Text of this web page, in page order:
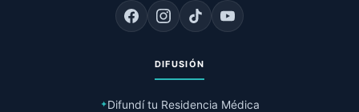
DIFUSIÓN
✦Difundí tu Residencia Médica